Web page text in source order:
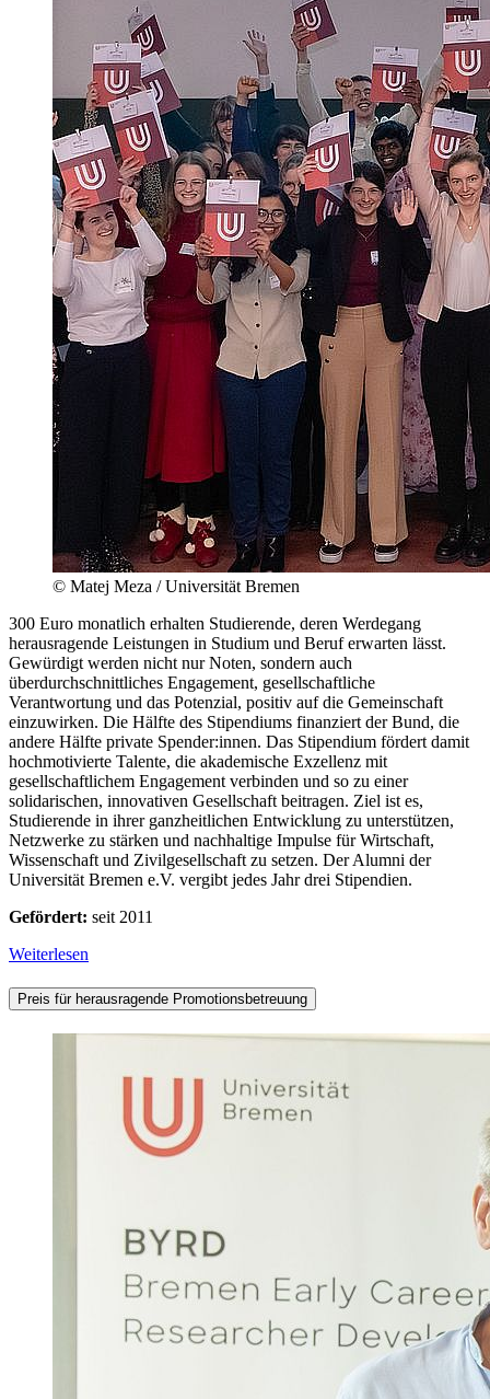
© Matej Meza / Universität Bremen
300 Euro monatlich erhalten Studierende, deren Werdegang
herausragende Leistungen in Studium und Beruf erwarten lässt.
Gewürdigt werden nicht nur Noten, sondern auch
überdurchschnittliches Engagement, gesellschaftliche
Verantwortung und das Potenzial, positiv auf die Gemeinschaft
einzuwirken. Die Hälfte des Stipendiums finanziert der Bund, die
andere Hälfte private Spender:innen. Das Stipendium fördert damit
hochmotivierte Talente, die akademische Exzellenz mit
gesellschaftlichem Engagement verbinden und so zu einer
solidarischen, innovativen Gesellschaft beitragen. Ziel ist es,
Studierende in ihrer ganzheitlichen Entwicklung zu unterstützen,
Netzwerke zu stärken und nachhaltige Impulse für Wirtschaft,
Wissenschaft und Zivilgesellschaft zu setzen. Der Alumni der
Universität Bremen e.V. vergibt jedes Jahr drei Stipendien.
Gefördert: seit 2011
Weiterlesen
Preis für herausragende Promotionsbetreuung